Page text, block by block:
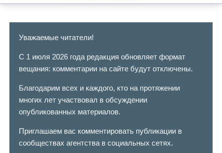
Уважаемые читатели!
С 1 июля 2026 года редакция обновляет формат
вещания: комментарии на сайте будут отключены.
Благодарим всех и каждого, кто на протяжении
многих лет участвовал в обсуждении
опубликованных материалов.
Приглашаем вас комментировать публикации в
сообществах агентства в социальных сетях.